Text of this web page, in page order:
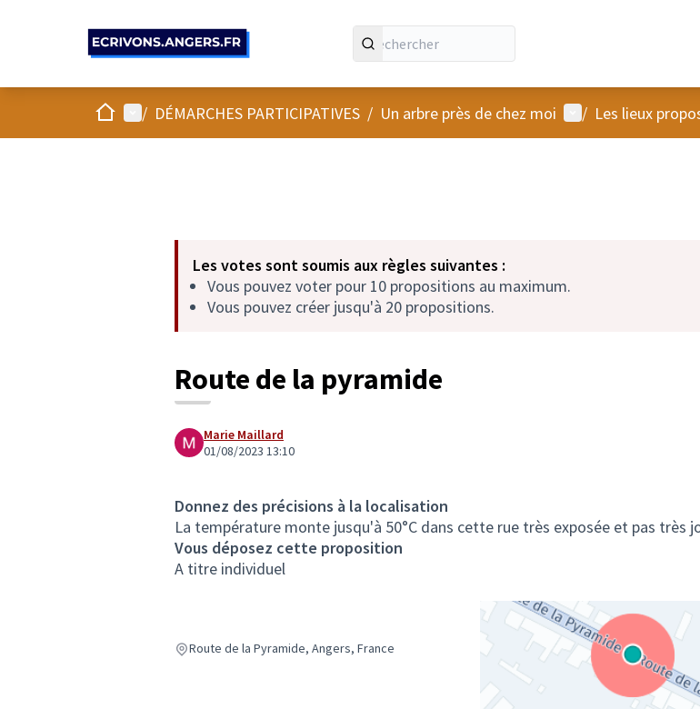
AccueilMenu principal
/ DÉMARCHES PARTICIPATIVES / Un arbre près de chez moi Menu utilisateur
/ Les lieux
Les votes sont soumis aux règles suivantes :
Vous pouvez voter pour 10 propositions au maximum.
Vous pouvez créer jusqu'à 20 propositions.
Route de la pyramide
Marie Maillard
01/08/2023 13:10
Donnez des précisions à la localisation
La température monte jusqu'à 50°C dans cette rue très exposée et pas très
Vous déposez cette proposition
A titre individuel
Route de la Pyramide, Angers, France